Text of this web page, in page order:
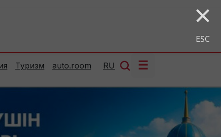
×
ESC
Туризм auto.room RU ☰